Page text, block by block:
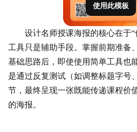
使用此模板
设计名师授课海报的核心在于“
工具只是辅助手段。掌握前期准备
基础思路后，即使使用简单工具也
是通过反复测试（如调整标题字号
节，最终呈现一张既能传递课程价
的海报。